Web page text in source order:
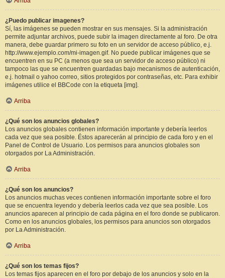
¿Puedo publicar imagenes?
Sí, las imágenes se pueden mostrar en sus mensajes. Si la administración
permite adjuntar archivos, puede subir la imagen directamente al foro. De otra
manera, debe guardar primero su foto en un servidor de acceso público, e.j.
http://www.ejemplo.com/mi-imagen.gif. No puede publicar imágenes que se
encuentren en su PC (a menos que sea un servidor de acceso público) ni
tampoco las que se encuentren guardadas bajo mecanismos de autenticación,
e.j. hotmail o yahoo correo, sitios protegidos por contraseñas, etc. Para exhibir
imágenes utilice el BBCode con la etiqueta [img].
Arriba
¿Qué son los anuncios globales?
Los anuncios globales contienen información importante y debería leerlos
cada vez que sea posible. Éstos aparecerán al principio de cada foro y en el
Panel de Control de Usuario. Los permisos para anuncios globales son
otorgados por La Administración.
Arriba
¿Qué son los anuncios?
Los anuncios muchas veces contienen información importante sobre el foro
que se encuentra leyendo y debería leerlos cada vez que sea posible. Los
anuncios aparecen al principio de cada página en el foro donde se publicaron.
Como en los anuncios globales, los permisos para anuncios son otorgados
por La Administración.
Arriba
¿Qué son los temas fijos?
Los temas fijos aparecen en el foro por debajo de los anuncios y solo en la